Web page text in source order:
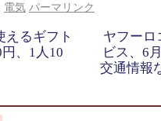
電気 パーマリンク
えるギフト
、1人10
ヤフーロ
ビス、6
交通情報